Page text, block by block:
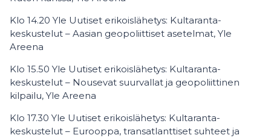
Klo 14.20 Yle Uutiset erikoislähetys: Kultaranta-
keskustelut – Aasian geopoliittiset asetelmat, Yle
Areena
Klo 15.50 Yle Uutiset erikoislähetys: Kultaranta-
keskustelut – Nousevat suurvallat ja geopoliittinen
kilpailu, Yle Areena
Klo 17.30 Yle Uutiset erikoislähetys: Kultaranta-
keskustelut – Eurooppa, transatlanttiset suhteet ja